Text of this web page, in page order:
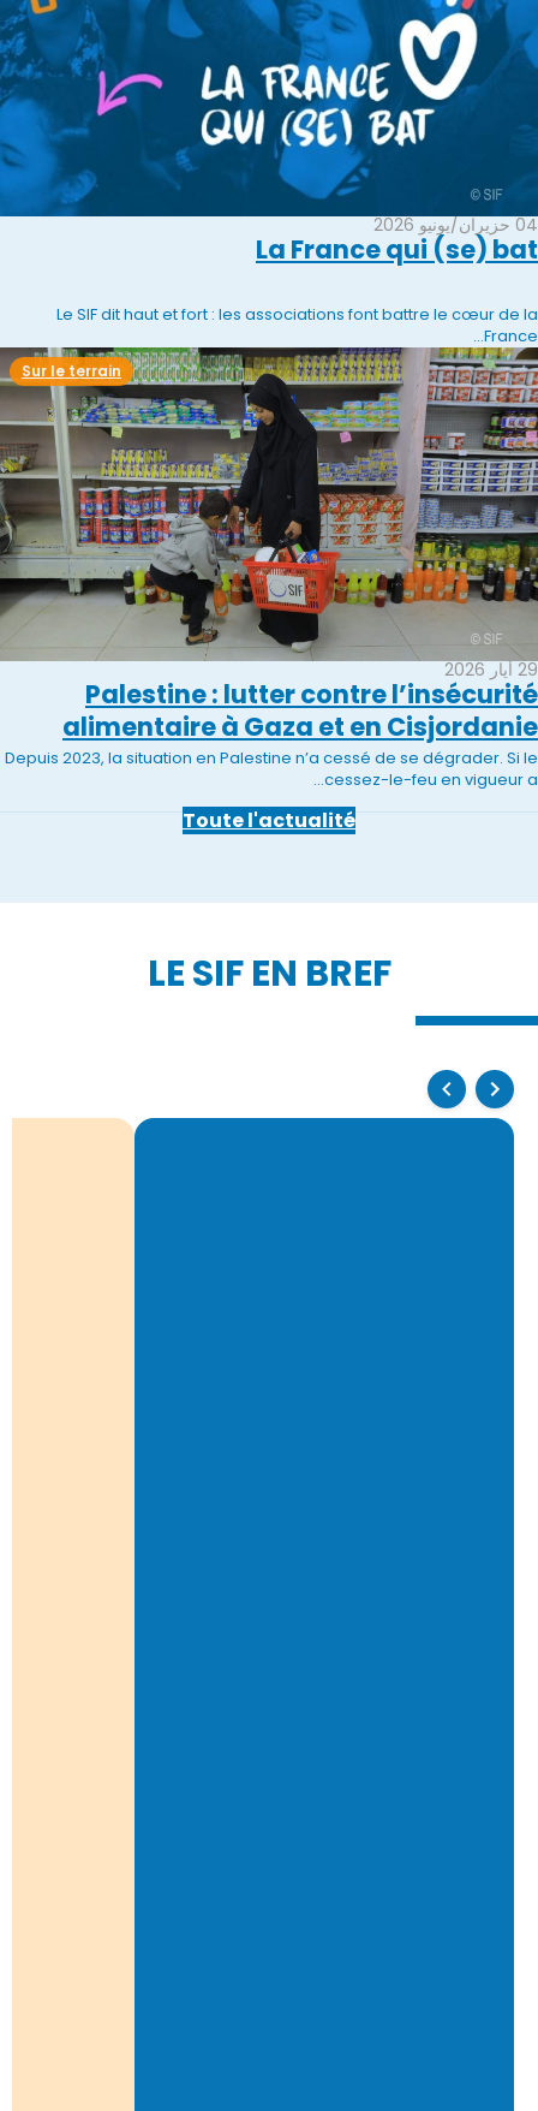
04 حزيران/يونيو 2026
La France qui (se) bat
Le SIF dit haut et fort : les associations font battre le cœur de la
France...
29 أيار 2026
Palestine : lutter contre l’insécurité
alimentaire à Gaza et en Cisjordanie
Depuis 2023, la situation en Palestine n’a cessé de se dégrader. Si le
cessez-le-feu en vigueur a...
Sur le terrain
Toute l'actualité
LE SIF EN BREF